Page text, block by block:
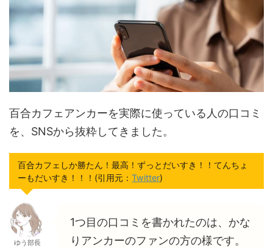
百合カフェアンカーを実際に使っている人の口コミ
を、SNSから抜粋してきました。
百合カフェしか勝たん！最高！ずっとだいすき！！てんちょ
ーもだいすき！！！(引用元：Twitter)
ゆう部長
1つ目の口コミを書かれたのは、かな
りアンカーのファンの方の様です。